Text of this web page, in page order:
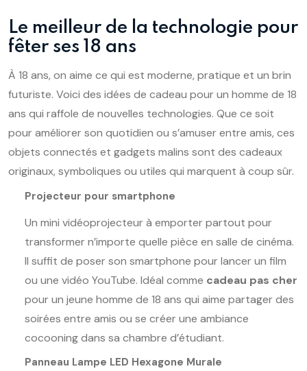
Le meilleur de la technologie pour
fêter ses 18 ans
À 18 ans, on aime ce qui est moderne, pratique et un brin
futuriste. Voici des idées de cadeau pour un homme de 18
ans qui raffole de nouvelles technologies. Que ce soit
pour améliorer son quotidien ou s’amuser entre amis, ces
objets connectés et gadgets malins sont des cadeaux
originaux, symboliques ou utiles qui marquent à coup sûr.
Projecteur pour smartphone
Un mini vidéoprojecteur à emporter partout pour
transformer n’importe quelle pièce en salle de cinéma.
Il suffit de poser son smartphone pour lancer un film
ou une vidéo YouTube. Idéal comme cadeau pas cher
pour un jeune homme de 18 ans qui aime partager des
soirées entre amis ou se créer une ambiance
cocooning dans sa chambre d’étudiant.
Panneau Lampe LED Hexagone Murale